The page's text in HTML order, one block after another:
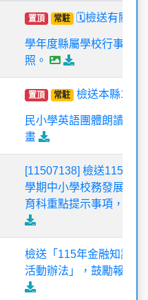
置頂 常駐 🗓️檢送有關修
學年度縣屬學校行事曆
照。
置頂 常駐 檢送本縣115
民小學英語團體朗讀比
畫
[11507138] 檢送115學
學期中小學校務發展會
育科重點提示事項，請
檢送「115年金融知識線
活動辦法」，鼓勵報名參